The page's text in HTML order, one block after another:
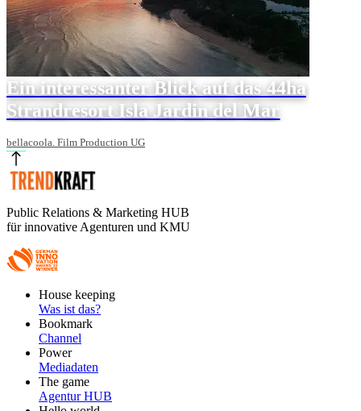
Ein interessanter Blick auf das 44ha
Strandresort Isla Jardin del Mar
bellacoola. Film Production UG
Public Relations & Marketing HUB
für innovative Agenturen und KMU
FooterHouse keeping
Was ist das?
Bookmark
Channel
Power
Mediadaten
The game
Agentur HUB